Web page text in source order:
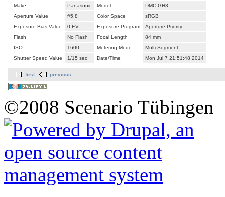
Make
Panasonic Model
DMC-GH3
Aperture Value
f/5.8 Color Space
sRGB
Exposure Bias Value
0 EV Exposure Program
Aperture Priority
Flash
No Flash Focal Length
84 mm
ISO
1600 Metering Mode
Multi-Segment
Shutter Speed Value
1/15 sec Date/Time Mon Jul 7 21:51:48 2014
first previous
©2008 Scenario Tübingen